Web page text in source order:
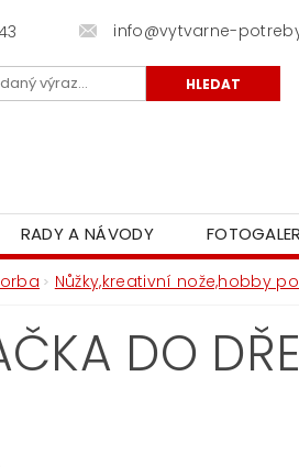
info@vytvarne-
RADY A NÁVODY
Nůžky,kreativní nože,hobby
DO